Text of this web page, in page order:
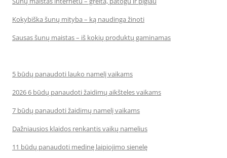
Kokybiška šunų mityba – ką naudinga žinoti
Sausas šunų maistas – iš kokių produktų gaminamas
5 būdų panaudoti lauko namelį vaikams
2026 6 būdų panaudoti žaidimų aikšteles vaikams
7 būdų panaudoti žaidimų namelį vaikams
Dažniausios klaidos renkantis vaikų namelius
11 būdų panaudoti medinę laipiojimo sienelę